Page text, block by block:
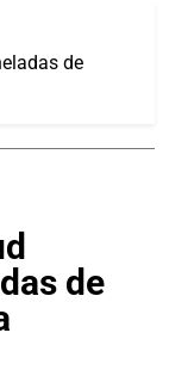
de
de